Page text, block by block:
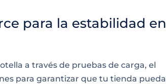
para la estabilidad en
a través de pruebas de carga, el
para garantizar que tu tienda pueda